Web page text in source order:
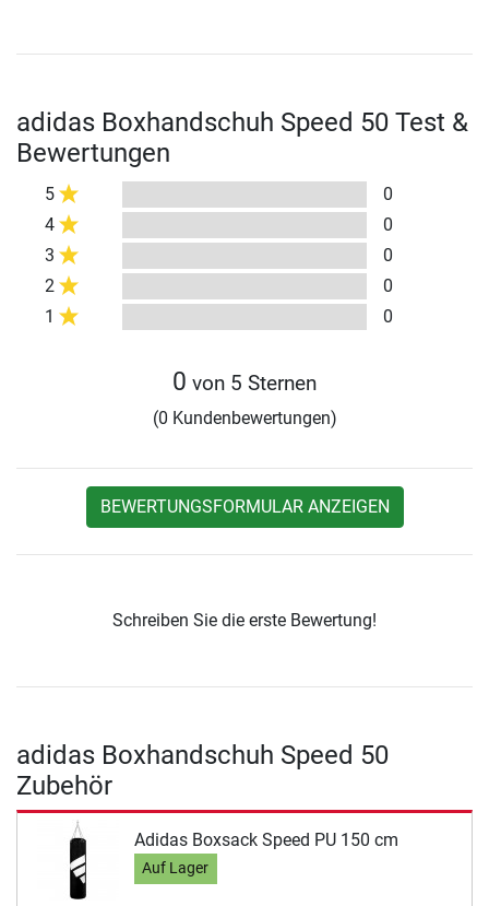
adidas Boxhandschuh Speed 50 Test &
Bewertungen
5
0
4
0
3
0
2
0
1
0
0 von 5 Sternen
(0 Kundenbewertungen)
BEWERTUNGSFORMULAR ANZEIGEN
Schreiben Sie die erste Bewertung!
adidas Boxhandschuh Speed 50
Zubehör
Adidas Boxsack Speed PU 150 cm
Auf Lager